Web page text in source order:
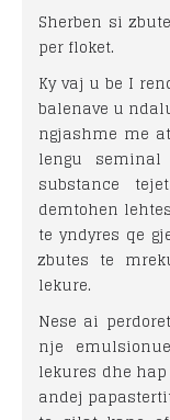
Sherben si
per floket.
Ky vaj u be I
balenave u
ngjashme me
lengu
substance
demtohen
te yndyres qe
zbutes te
lekure.
Nese ai
nje
lekures dhe
andej